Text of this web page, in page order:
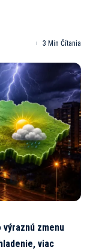
3 Min Čítania
výraznú zmenu
viac